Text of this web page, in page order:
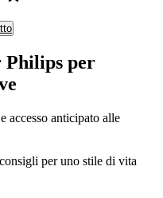
Philips per
accesso anticipato alle
per uno stile di vita